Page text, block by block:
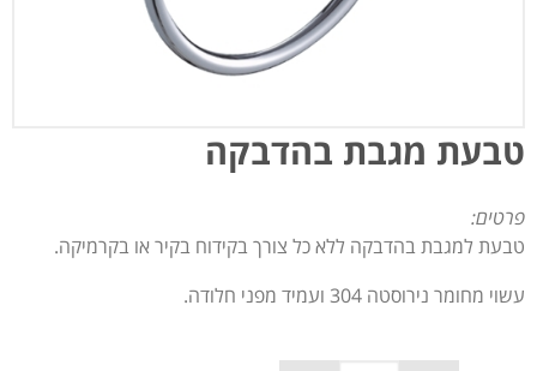
טבעת מגבת בהדבקה
פרטים:
טבעת למגבת בהדבקה ללא כל צורך בקידוח בקיר או בקרמיקה.
עשוי מחומר נירוסטה 304 ועמיד מפני חלודה.